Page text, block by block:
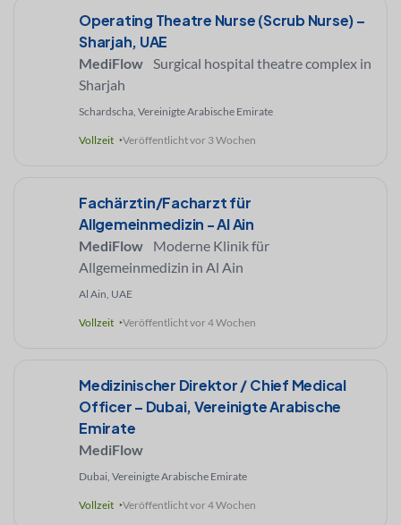
Operating Theatre Nurse (Scrub Nurse) –
Sharjah, UAE
MediFlow Surgical hospital theatre complex in
Sharjah
Schardscha, Vereinigte Arabische Emirate
Vollzeit Veröffentlicht vor 3 Wochen
Fachärztin/Facharzt für
Allgemeinmedizin - Al Ain
MediFlow
Moderne Klinik für
Allgemeinmedizin in Al Ain
Al Ain, UAE
Vollzeit Veröffentlicht vor 4 Wochen
Medizinischer Direktor / Chief Medical
Officer – Dubai, Vereinigte Arabische
Emirate
MediFlow
Dubai, Vereinigte Arabische Emirate
Vollzeit Veröffentlicht vor 4 Wochen